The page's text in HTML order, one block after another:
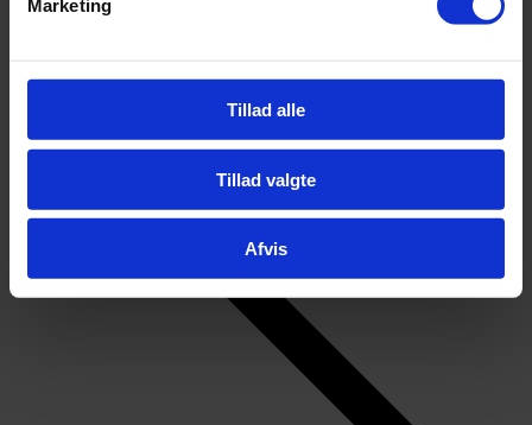
Marketing
Tillad alle
Tillad valgte
Afvis
Personale
Ledelsen